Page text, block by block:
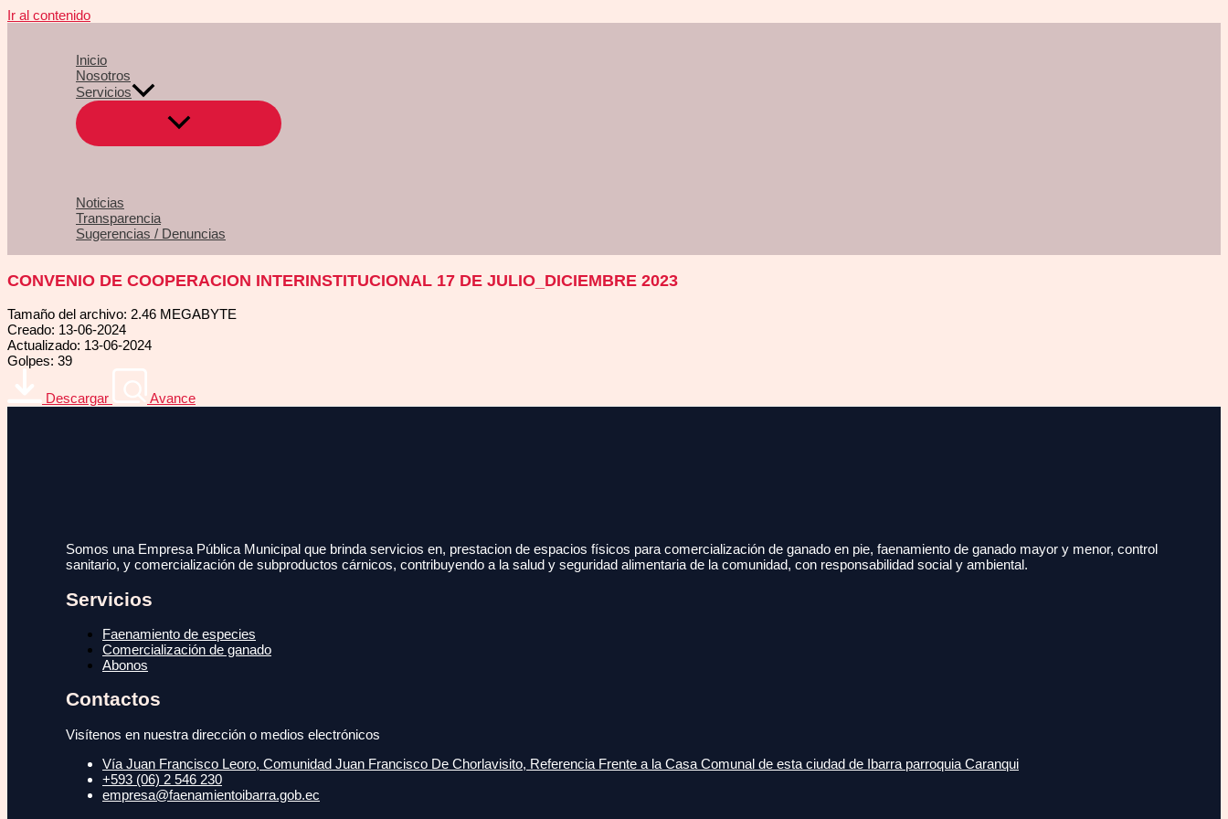
Ir al contenido
Inicio
Nosotros
Servicios
Noticias
Transparencia
Sugerencias / Denuncias
CONVENIO DE COOPERACION INTERINSTITUCIONAL 17 DE JULIO_DICIEMBRE 2023
Tamaño del archivo: 2.46 MEGABYTE
Creado: 13-06-2024
Actualizado: 13-06-2024
Golpes: 39
Descargar Avance
Somos una Empresa Pública Municipal que brinda servicios en, prestacion de espacios físicos para comercialización de ganado en pie, faenamiento de ganado mayor y menor, control
sanitario, y comercialización de subproductos cárnicos, contribuyendo a la salud y seguridad alimentaria de la comunidad, con responsabilidad social y ambiental.
Servicios
Faenamiento de especies
Comercialización de ganado
Abonos
Contactos
Visítenos en nuestra dirección o medios electrónicos
Vía Juan Francisco Leoro, Comunidad Juan Francisco De Chorlavisito, Referencia Frente a la Casa Comunal de esta ciudad de Ibarra parroquia Caranqui
+593 (06) 2 546 230
empresa@faenamientoibarra.gob.ec